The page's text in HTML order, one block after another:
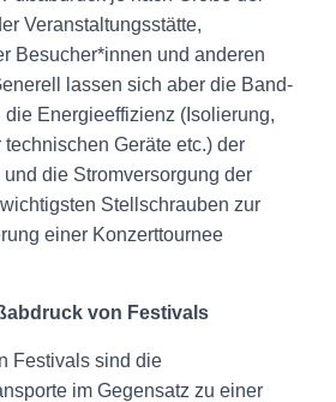
Veranstaltungsstätte,
Besucher*innen und anderen
lassen sich aber die Band-
Energieeffizienz (Isolierung,
Geräte etc.) der
die Stromversorgung der
Stellschrauben zur
einer Konzerttournee
von Festivals
Festivals sind die
im Gegensatz zu einer